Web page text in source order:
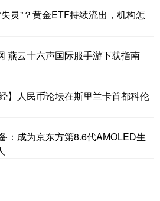
灵”？黄金ETF持续流出，机构怎
燕云十六声国际服手游下载指南
】人民币论坛在斯里兰卡首都科伦
：成为京东方第8.6代AMOLED生